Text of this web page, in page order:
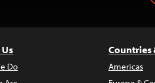
Do
Countries
Americas